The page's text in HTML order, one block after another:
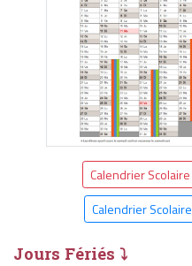
Calendrier Scolaire
Calendrier Scolaire
Jours Fériés ⤵